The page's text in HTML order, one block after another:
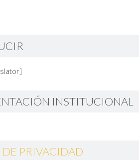
INSTITUCIONAL
DE PRIVACIDAD